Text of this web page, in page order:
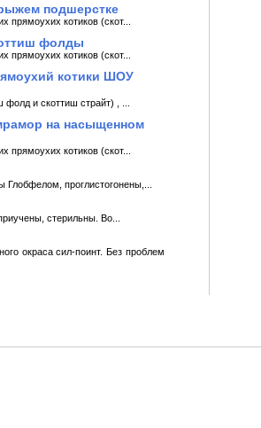
подшерстке
котиков (скот...
фолды
котиков (скот...
котики ШОУ
и скоттиш страйт) , ...
на насыщенном
котиков (скот...
проглистогонены,...
стерильны. Во...
окраса сил-поинт. Без проблем